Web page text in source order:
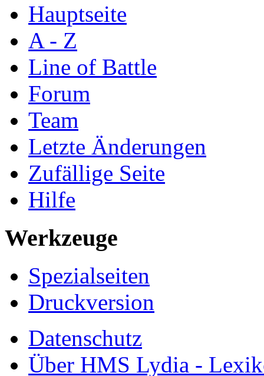
Hauptseite
A - Z
Line of Battle
Forum
Team
Letzte Änderungen
Zufällige Seite
Hilfe
Werkzeuge
Spezialseiten
Druckversion
Datenschutz
Über HMS Lydia -